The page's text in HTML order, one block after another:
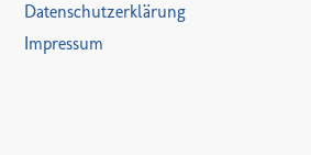
Datenschutzerklärung
Impressum